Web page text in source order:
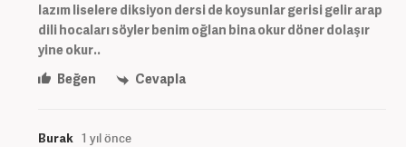
lazım liselere diksiyon dersi de koysunlar gerisi gelir arap
dili hocaları söyler benim oğlan bina okur döner dolaşır
yine okur..
Beğen
Cevapla
Burak 1 yıl önce